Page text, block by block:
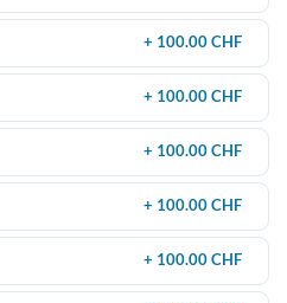
+ 100.00 CHF
+ 100.00 CHF
+ 100.00 CHF
+ 100.00 CHF
+ 100.00 CHF